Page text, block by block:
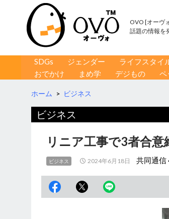
OVO [オーヴ
話題の情報を
コンテンツへ移動
SDGs ジェンダー ライフスタイ
おでかけ
まめ学 デジもの ペ
ホーム > ビジネス
ビジネス
リニア工事で3者合意
ビジネス 2024年6月18日 共同通信